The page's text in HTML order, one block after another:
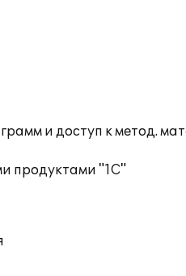
и доступ к метод.
продуктами "1С"